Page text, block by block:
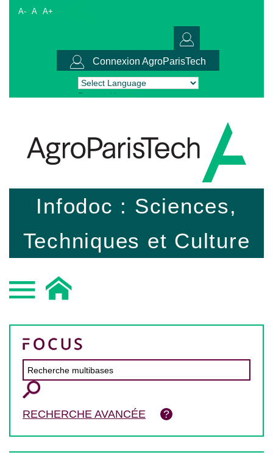
A- A A+
Connexion AgroParisTech
Powered by Translate
Infodoc : Sciences,
Techniques et Culture
RECHERCHE AVANCÉE